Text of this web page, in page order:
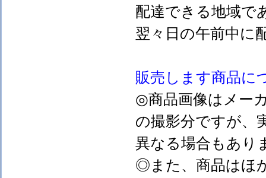
配達できる地域で
翌々日の午前中に
販売します商品に
◎商品画像はメー
の撮影分ですが、
異なる場合もあり
◎また、商品はほ